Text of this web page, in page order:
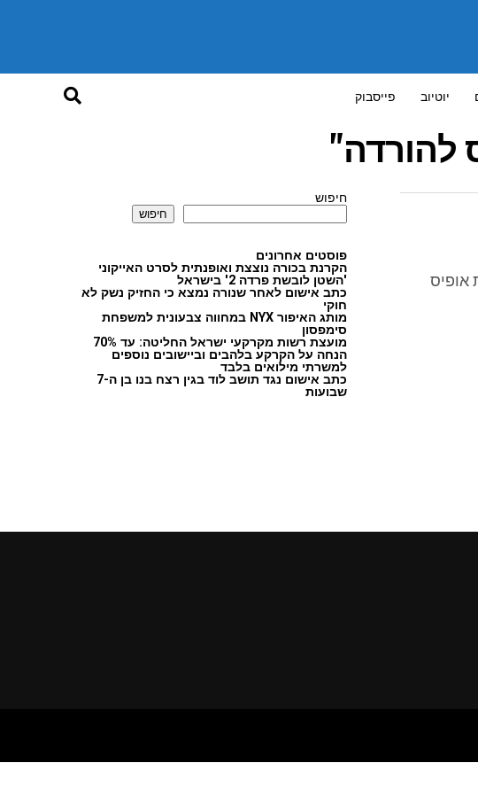
יוטיוב פייסבוק
להורדה"
אופיס
חיפוש
חיפוש
פוסטים אחרונים
הקרנת בכורה נוצצת ואופנתית לסרט האייקוני
'השטן לובשת פרדה 2' בישראל
כתב אישום לאחר שנורה נמצא כי החזיק נשק לא
חוקי
מותג האיפור NYX במחווה צבעונית למשפחת
סימפסון
מועצת רשות מקרקעי ישראל החליטה: עד 70%
הנחה על הקרקע בלהבים וביישובים נוספים
למשרתי מילואים בלבד
כתב אישום נגד תושב לוד בגין רצח בנו בן ה-7
שבועות